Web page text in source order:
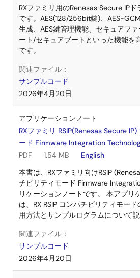
RXファミリ用のRenesas Secure IP
です。AES(128/256bit鍵)、AES-
生成、AES鍵管理機能、セキュアフ
ート/セキュアブートといった機能を
です。
関連ファイル：
サンプルコード
2026年4月20日
アプリケーションノート
RXファミリ RSIP(Renesas Secure
ード Firmware Integration
PDF
1.54 MB
English
本書は、RXファミリ向けRSIP
チビリティモード Firmware
リケーションノートです。 本アプリ
は、RX RSIP コンパチビリティモー
用方法とサンプルログラムについて説
関連ファイル：
サンプルコード
2026年4月20日